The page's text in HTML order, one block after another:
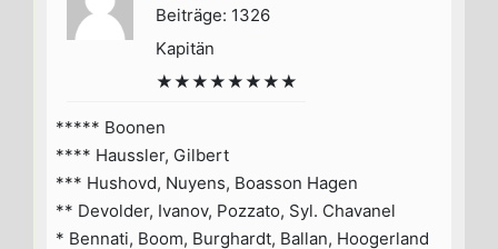
Beiträge: 1326
Kapitän
★★★★★★★★
***** Boonen
**** Haussler, Gilbert
*** Hushovd, Nuyens, Boasson Hagen
** Devolder, Ivanov, Pozzato, Syl. Chavanel
* Bennati, Boom, Burghardt, Ballan, Hoogerland